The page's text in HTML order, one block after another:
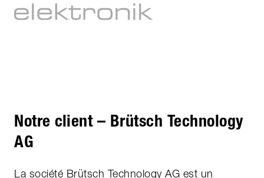
Notre client – Brütsch Technology
AG
La société Brütsch Technology AG est un